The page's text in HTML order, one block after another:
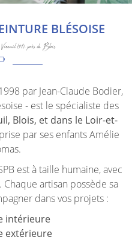
à recevoir nos propositions
ci-dessus. Vous pouvez vous
BLÉSOISE
(41), près de Blois
par Jean-Claude Bodier,
- est le spécialiste des
Blois, et dans le Loir-et-
par ses enfants Amélie
est à taille humaine, avec
artisan possède sa
dans vos projets :
intérieure
extérieure